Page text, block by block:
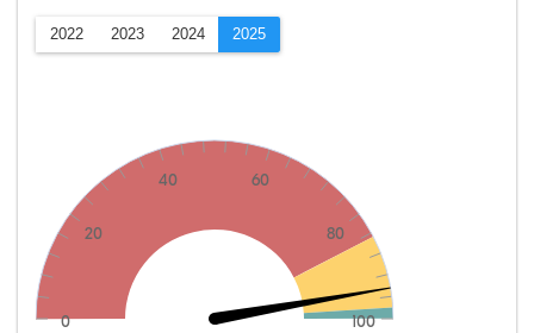
2022 2023 2024 2025
0
20
40 60
80
100